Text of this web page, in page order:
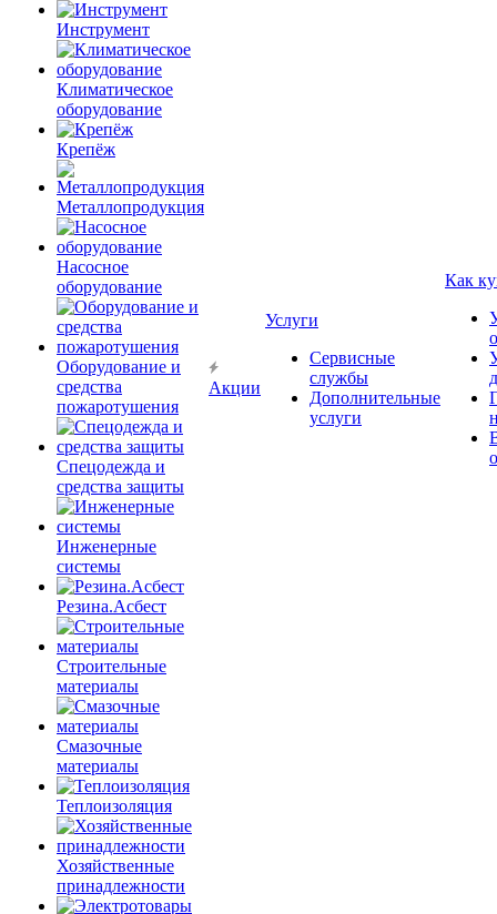
Инструмент
Климатическое
оборудование
Крепёж
Металлопродукция
Насосное
оборудование
Оборудование и
средства
пожаротушения
Спецодежда и
средства защиты
Инженерные
системы
Резина.Асбест
Строительные
материалы
Смазочные
материалы
Теплоизоляция
Хозяйственные
принадлежности
Акции
Услуги
Сервисные
службы
Дополнительные
услуги
Как